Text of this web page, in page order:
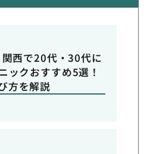
関西で20代・30代に
ックおすすめ5選！
方を解説